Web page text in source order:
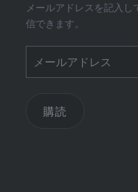
メールアドレスを記入
信できます。
ー
購読